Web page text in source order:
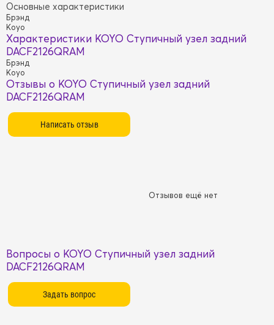
Основные характеристики
Брэнд
Koyo
Характеристики KOYO Ступичный узел задний
DACF2126QRAM
Брэнд
Koyo
Отзывы о KOYO Ступичный узел задний
DACF2126QRAM
Отзывов ещё нет
Вопросы о KOYO Ступичный узел задний
DACF2126QRAM